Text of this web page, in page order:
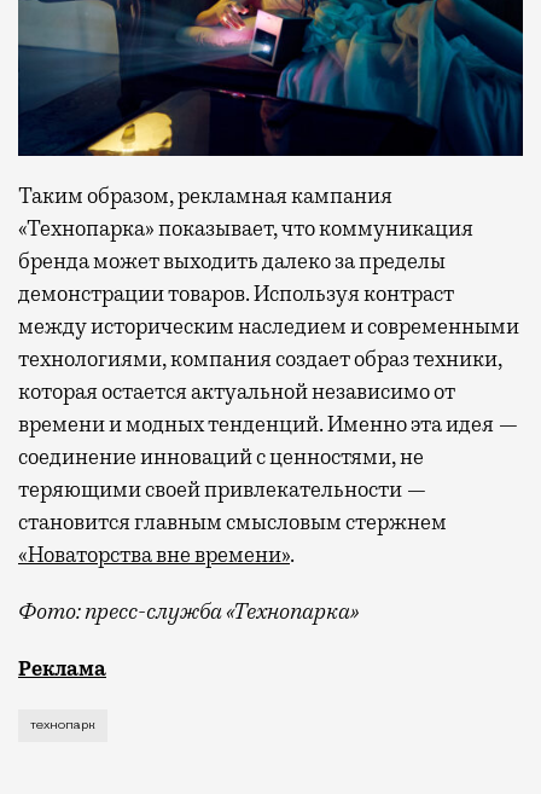
Таким образом, рекламная кампания
«Технопарка» показывает, что коммуникация
бренда может выходить далеко за пределы
демонстрации товаров. Используя контраст
между историческим наследием и современными
технологиями, компания создает образ техники,
которая остается актуальной независимо от
времени и модных тенденций. Именно эта идея —
соединение инноваций с ценностями, не
теряющими своей привлекательности —
становится главным смысловым стержнем
«Новаторства вне времени».
Фото: пресс-служба «Технопарка»
Рекламные кампании техники редко выходят за
Реклама
технопарк